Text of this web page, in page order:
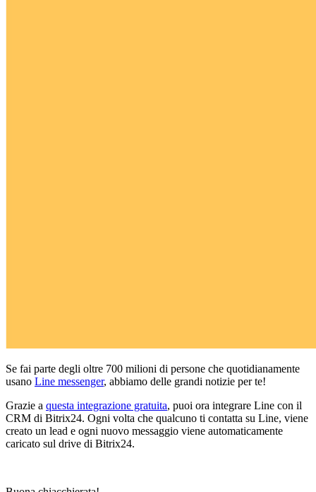
Se fai parte degli oltre 700 milioni di persone che quotidianamente
usano Line messenger, abbiamo delle grandi notizie per te!
Grazie a questa integrazione gratuita, puoi ora integrare Line con il
CRM di Bitrix24. Ogni volta che qualcuno ti contatta su Line, viene
creato un lead e ogni nuovo messaggio viene automaticamente
caricato sul drive di Bitrix24.